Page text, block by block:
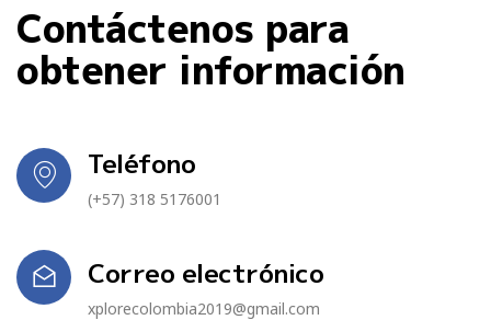
Contáctenos para
obtener información
Teléfono
(+57) 318 5176001
Correo electrónico
xplorecolombia2019@gmail.com